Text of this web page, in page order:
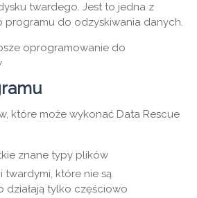
twardego. Jest to jedna z
programu do odzyskiwania danych.
oprogramowanie do
które może wykonać Data Rescue
znane typy plików
twardymi, które nie są
działają tylko częściowo